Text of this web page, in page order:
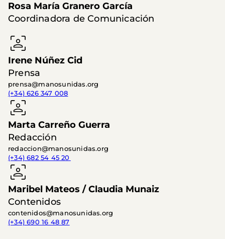
Rosa María Granero García
Coordinadora de Comunicación
Irene Núñez Cid
Prensa
prensa@manosunidas.org
(+34) 626 347 008
Marta Carreño Guerra
Redacción
redaccion@manosunidas.org
(+34) 682 54 45 20
Maribel Mateos / Claudia Munaiz
Contenidos
contenidos@manosunidas.org
(+34) 690 16 48 87